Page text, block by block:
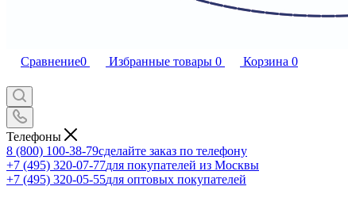
Сравнение0 Избранные товары 0 Корзина 0
Телефоны
8 (800) 100-38-79сделайте заказ по телефону
+7 (495) 320-07-77для покупателей из Москвы
+7 (495) 320-05-55для оптовых покупателей